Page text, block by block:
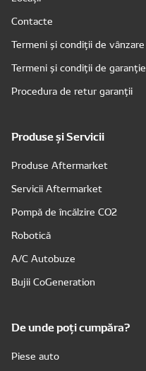
Contacte
Termeni și condiții de vânzare
Termeni și condiții de garanție
Procedura de retur garanții
Produse și Servicii
Produse Aftermarket
Servicii Aftermarket
Pompă de încălzire CO2
Robotică
A/C Autobuze
Bujii CoGeneration
De unde poți cumpăra?
Piese auto